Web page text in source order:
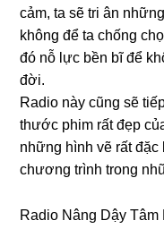
cảm, ta sẽ tri ân
không để ta chống
đó nỗ lực bền bĩ để
đời.
Radio này cũng sẽ
thước phim rất đẹp
những hình vẽ rất
chương trình trong
Radio Nâng Dậy Tâm